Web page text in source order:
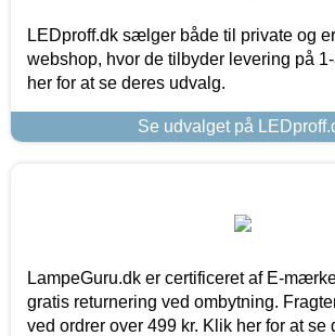
LEDproff.dk sælger både til private og
webshop, hvor de tilbyder levering på
her for at se deres udvalg.
Se udvalget på
LampeGuru.dk er certificeret af E-
gratis returnering ved ombytning.
ved ordrer over 499 kr. Klik her for at se